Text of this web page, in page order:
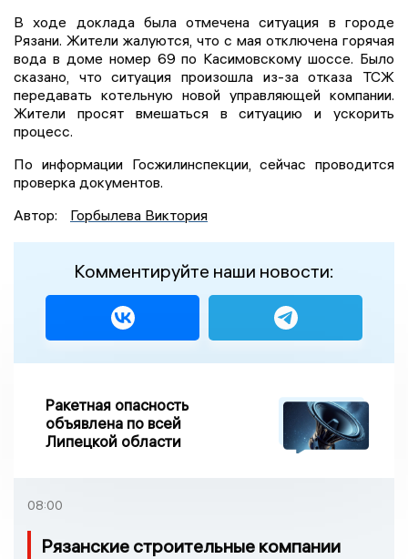
В ходе доклада была отмечена ситуация в городе
Рязани. Жители жалуются, что с мая отключена горячая
вода в доме номер 69 по Касимовскому шоссе. Было
сказано, что ситуация произошла из-за отказа ТСЖ
передавать котельную новой управляющей компании.
Жители просят вмешаться в ситуацию и ускорить
процесс.
По информации Госжилинспекции, сейчас проводится
проверка документов.
Автор:
Горбылева Виктория
Комментируйте наши новости:
Ракетная опасность
объявлена по всей
Липецкой области
08:00
Рязанские строительные компании